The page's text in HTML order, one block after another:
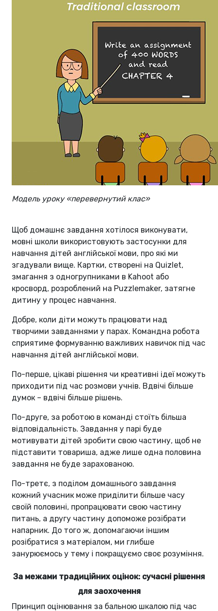
Модель уроку «перевернутий клас»
Щоб домашнє завдання хотілося виконувати,
мовні школи використовують застосунки для
навчання дітей англійської мови, про які ми
згадували вище. Картки, створені на Quizlet,
змагання з одногрупниками в Kahoot або
кросворд, розроблений на Puzzlemaker, затягне
дитину у процес навчання.
Добре, коли діти можуть працювати над
творчими завданнями у парах. Командна робота
сприятиме формуванню важливих навичок під час
навчання дітей англійської мови.
По-перше, цікаві рішення чи креативні ідеї можуть
приходити під час розмови учнів. Вдвічі більше
думок – вдвічі більше рішень.
По-друге, за роботою в команді стоїть більша
відповідальність. Завдання у парі буде
мотивувати дітей зробити свою частину, щоб не
підставити товариша, адже лише одна половина
завдання не буде зарахованою.
По-третє, з поділом домашнього завдання
кожний учасник може приділити більше часу
своїй половині, пропрацювати свою частину
питань, а другу частину допоможе розібрати
напарник. До того ж, допомагаючи іншим
розібратися з матеріалом, ми глибше
занурюємось у тему і покращуємо своє розуміння.
За межами традиційних оцінок: сучасні рішення
для заохочення
Принцип оцінювання за бальною шкалою під час